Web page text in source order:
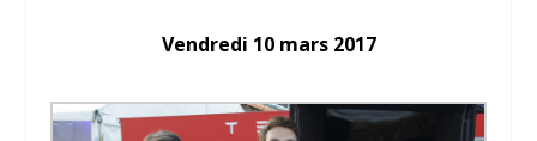
Vendredi 10 mars 2017